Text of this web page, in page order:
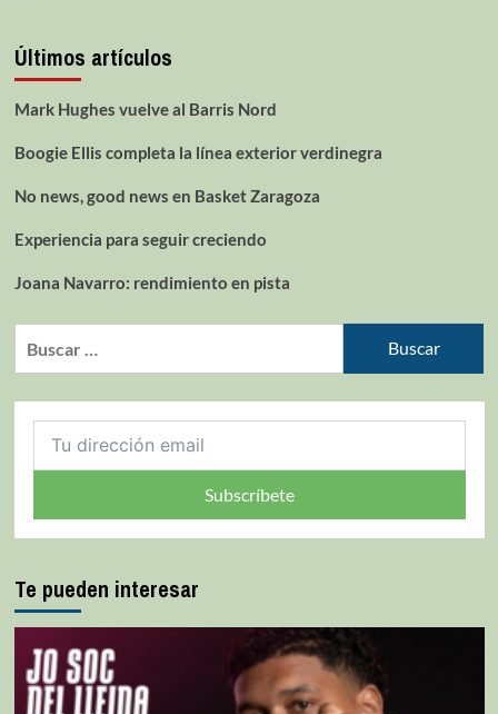
Últimos artículos
Mark Hughes vuelve al Barris Nord
Boogie Ellis completa la línea exterior verdinegra
No news, good news en Basket Zaragoza
Experiencia para seguir creciendo
Joana Navarro: rendimiento en pista
Subscríbete
Te pueden interesar